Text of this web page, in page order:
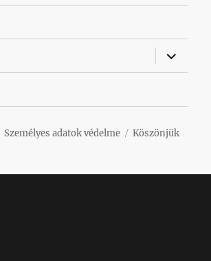
almenü
Személyes adatok védelme
Köszönjük